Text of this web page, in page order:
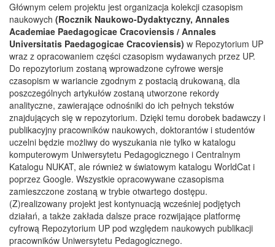
Głównym celem projektu jest organizacja kolekcji czasopism
naukowych (Rocznik Naukowo-Dydaktyczny, Annales
Academiae Paedagogicae Cracoviensis / Annales
Universitatis Paedagogicae Cracoviensis) w Repozytorium UP
wraz z opracowaniem części czasopism wydawanych przez UP.
Do repozytorium zostaną wprowadzone cyfrowe wersje
czasopism w wariancie zgodnym z postacią drukowaną, dla
poszczególnych artykułów zostaną utworzone rekordy
analityczne, zawierające odnośniki do ich pełnych tekstów
znajdujących się w repozytorium. Dzięki temu dorobek badawczy i
publikacyjny pracowników naukowych, doktorantów i studentów
uczelni będzie możliwy do wyszukania nie tylko w katalogu
komputerowym Uniwersytetu Pedagogicznego i Centralnym
Katalogu NUKAT, ale również w światowym katalogu WorldCat i
poprzez Google. Wszystkie opracowywane czasopisma
zamieszczone zostaną w trybie otwartego dostępu.
(Z)realizowany projekt jest kontynuacją wcześniej podjętych
działań, a także zakłada dalsze prace rozwijające platformę
cyfrową Repozytorium UP pod względem naukowych publikacji
pracowników Uniwersytetu Pedagogicznego.